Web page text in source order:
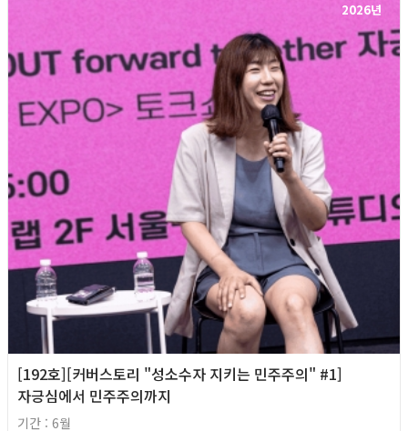
2026년
[192호][커버스토리 "성소수자 지키는 민주주의" #1]
자긍심에서 민주주의까지
기간 : 6월